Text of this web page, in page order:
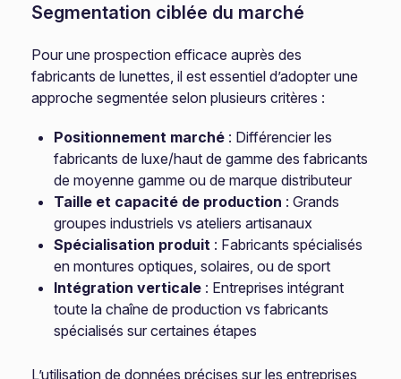
Segmentation ciblée du marché
Pour une prospection efficace auprès des
fabricants de lunettes, il est essentiel d’adopter une
approche segmentée selon plusieurs critères :
Positionnement marché : Différencier les
fabricants de luxe/haut de gamme des fabricants
de moyenne gamme ou de marque distributeur
Taille et capacité de production : Grands
groupes industriels vs ateliers artisanaux
Spécialisation produit : Fabricants spécialisés
en montures optiques, solaires, ou de sport
Intégration verticale : Entreprises intégrant
toute la chaîne de production vs fabricants
spécialisés sur certaines étapes
L’utilisation de données précises sur les entreprises